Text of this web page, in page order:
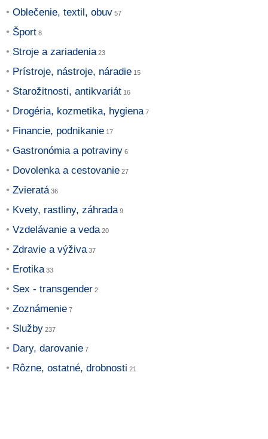
Oblečenie, textil, obuv
Šport
Stroje a zariadenia
Prístroje, nástroje, náradie
Starožitnosti, antikvariát
Drogéria, kozmetika, hygiena
Financie, podnikanie
Gastronómia a potraviny
Dovolenka a cestovanie
Zvieratá
Kvety, rastliny, záhrada
Vzdelávanie a veda
Zdravie a výživa
Erotika
Sex - transgender
Zoznámenie
Služby
Dary, darovanie
Rôzne, ostatné, drobnosti